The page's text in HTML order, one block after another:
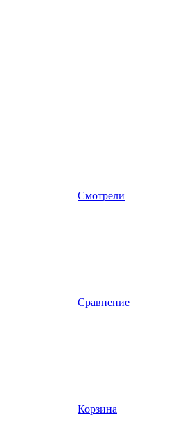
Смотрели
Сравнение
Корзина